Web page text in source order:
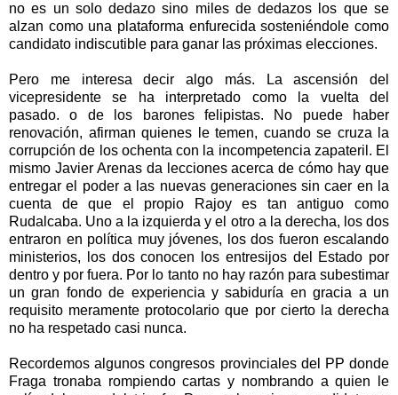
no es un solo dedazo sino miles de dedazos los que se
alzan como una plataforma enfurecida sosteniéndole como
candidato indiscutible para ganar las próximas elecciones.
Pero me interesa decir algo más. La ascensión del
vicepresidente se ha interpretado como la vuelta del
pasado. o de los barones felipistas. No puede haber
renovación, afirman quienes le temen, cuando se cruza la
corrupción de los ochenta con la incompetencia zapateril. El
mismo Javier Arenas da lecciones acerca de cómo hay que
entregar el poder a las nuevas generaciones sin caer en la
cuenta de que el propio Rajoy es tan antiguo como
Rudalcaba. Uno a la izquierda y el otro a la derecha, los dos
entraron en política muy jóvenes, los dos fueron escalando
ministerios, los dos conocen los entresijos del Estado por
dentro y por fuera. Por lo tanto no hay razón para subestimar
un gran fondo de experiencia y sabiduría en gracia a un
requisito meramente protocolario que por cierto la derecha
no ha respetado casi nunca.
Recordemos algunos congresos provinciales del PP donde
Fraga tronaba rompiendo cartas y nombrando a quien le